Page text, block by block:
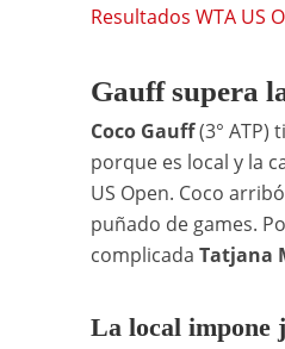
Resultados WTA US
Gauff supera
Coco Gauff(3° ATP)
porque es local y la
US Open. Coco
puñado de games.
complicada Tatjana
La local impone